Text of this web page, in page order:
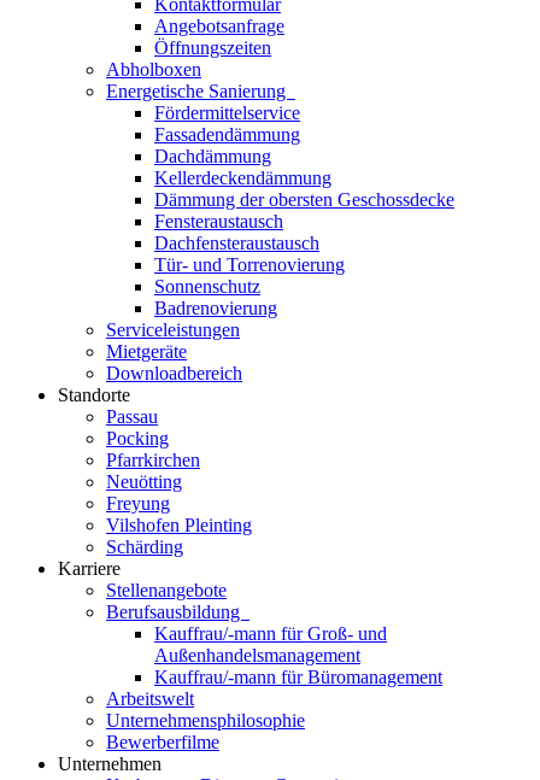
Angebotsanfrage
Öffnungszeiten
Abholboxen
Energetische Sanierung
Fördermittelservice
Fassadendämmung
Dachdämmung
Kellerdeckendämmung
Dämmung der obersten Geschossdecke
Fensteraustausch
Dachfensteraustausch
Tür- und Torrenovierung
Sonnenschutz
Badrenovierung
Serviceleistungen
Mietgeräte
Downloadbereich
Standorte
Passau
Pocking
Pfarrkirchen
Neuötting
Freyung
Vilshofen Pleinting
Schärding
Karriere
Stellenangebote
Berufsausbildung
Kauffrau/-mann für Groß- und
Außenhandelsmanagement
Kauffrau/-mann für Büromanagement
Arbeitswelt
Unternehmensphilosophie
Bewerberfilme
Unternehmen